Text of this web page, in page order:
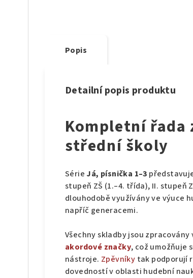
Popis
Detailní popis produktu
Kompletní řada
střední školy
Série Já, písnička 1–3
stupeň ZŠ (1.–4. třída), II. stupeň
dlouhodobě využívány ve výuce
napříč generacemi.
Všechny skladby jsou
akordové značky, což umožňuje
nástroje. Zpěvníky tak podporují
dovedností v oblasti hudební